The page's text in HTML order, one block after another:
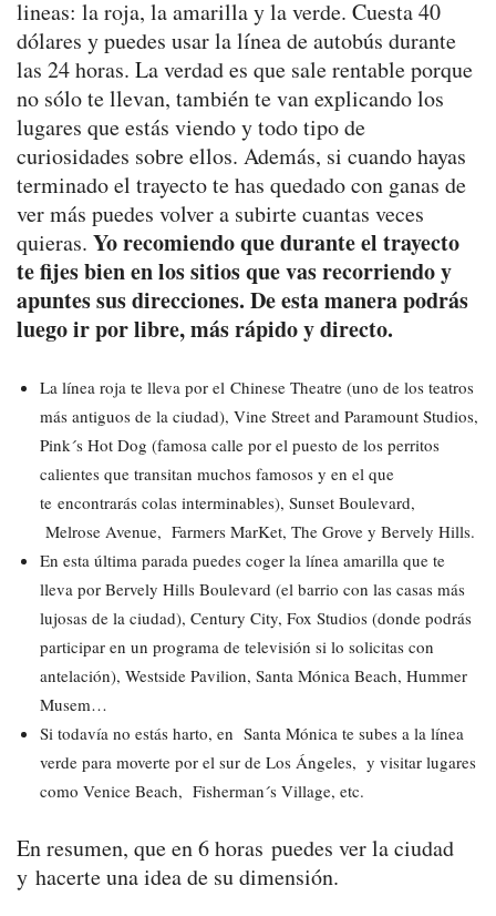
lineas: la roja, la amarilla y la verde. Cuesta 40
dólares y puedes usar la línea de autobús durante
las 24 horas. La verdad es que sale rentable porque
no sólo te llevan, también te van explicando los
lugares que estás viendo y todo tipo de
curiosidades sobre ellos. Además, si cuando hayas
terminado el trayecto te has quedado con ganas de
ver más puedes volver a subirte cuantas veces
quieras. Yo recomiendo que durante el trayecto
te fijes bien en los sitios que vas recorriendo y
apuntes sus direcciones. De esta manera podrás
luego ir por libre, más rápido y directo.
La línea roja te lleva por el Chinese Theatre (uno de los teatros
más antiguos de la ciudad), Vine Street and Paramount Studios,
Pink´s Hot Dog (famosa calle por el puesto de los perritos
calientes que transitan muchos famosos y en el que
te encontrarás colas interminables), Sunset Boulevard,
Melrose Avenue, Farmers MarKet, The Grove y Bervely Hills.
En esta última parada puedes coger la línea amarilla que te
lleva por Bervely Hills Boulevard (el barrio con las casas más
lujosas de la ciudad), Century City, Fox Studios (donde podrás
participar en un programa de televisión si lo solicitas con
antelación), Westside Pavilion, Santa Mónica Beach, Hummer
Musem…
Si todavía no estás harto, en Santa Mónica te subes a la línea
verde para moverte por el sur de Los Ángeles, y visitar lugares
como Venice Beach, Fisherman´s Village, etc.
En resumen, que en 6 horas puedes ver la ciudad
y hacerte una idea de su dimensión.